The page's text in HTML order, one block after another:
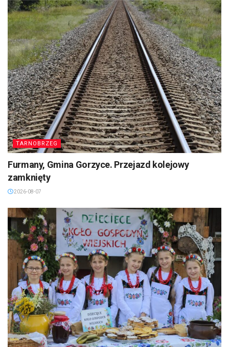
TARNOBRZEG
Furmany, Gmina Gorzyce. Przejazd kolejowy
zamknięty
2026-08-07